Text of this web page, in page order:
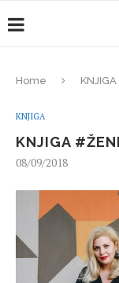
Home KNJIGA
KNJIGA
KNJIGA
08/09/2018